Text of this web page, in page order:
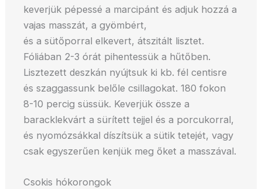
keverjük pépessé a marcipánt és adjuk hozzá a
vajas masszát, a gyömbért,
és a sütőporral elkevert, átszitált lisztet.
Fóliában 2-3 órát pihentessük a hűtőben.
Lisztezett deszkán nyújtsuk ki kb. fél centisre
és szaggassunk belőle csillagokat. 180 fokon
8-10 percig süssük. Keverjük össze a
baracklekvárt a sürített tejjel és a porcukorral,
és nyomózsákkal díszítsük a sütik tetejét, vagy
csak egyszerűen kenjük meg őket a masszával.
Csokis hókorongok